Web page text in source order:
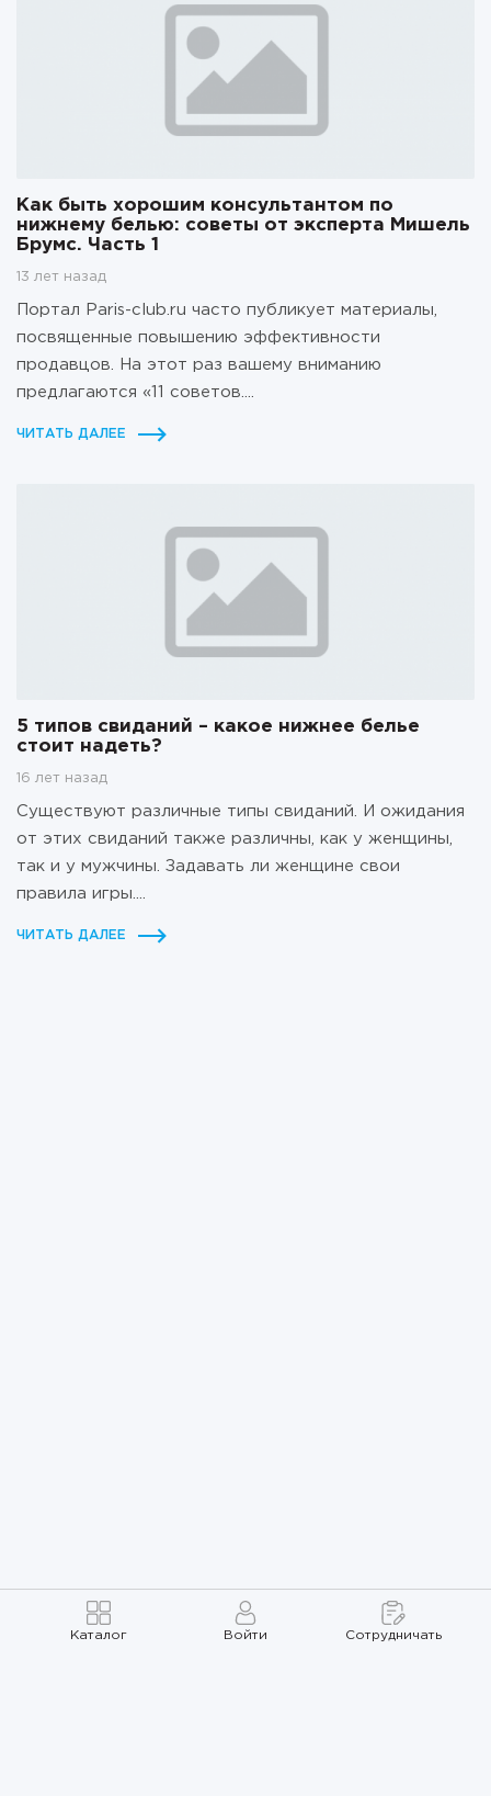
Каталог Войти Сотрудничать
Как быть хорошим консультантом по
нижнему белью: советы от эксперта Мишель
Брумс. Часть 1
13 лет назад
Портал Paris-club.ru часто публикует материалы,
посвященные повышению эффективности
продавцов. На этот раз вашему вниманию
предлагаются «11 советов....
ЧИТАТЬ ДАЛЕЕ
5 типов свиданий – какое нижнее белье
стоит надеть?
16 лет назад
Существуют различные типы свиданий. И ожидания
от этих свиданий также различны, как у женщины,
так и у мужчины. Задавать ли женщине свои
правила игры....
ЧИТАТЬ ДАЛЕЕ